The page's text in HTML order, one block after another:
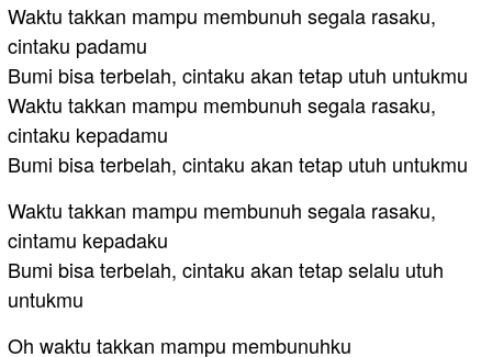
Waktu takkan mampu membunuh segala rasaku,
cintaku padamu
Bumi bisa terbelah, cintaku akan tetap utuh untukmu
Waktu takkan mampu membunuh segala rasaku,
cintaku kepadamu
Bumi bisa terbelah, cintaku akan tetap utuh untukmu
Waktu takkan mampu membunuh segala rasaku,
cintamu kepadaku
Bumi bisa terbelah, cintaku akan tetap selalu utuh
untukmu
Oh waktu takkan mampu membunuhku